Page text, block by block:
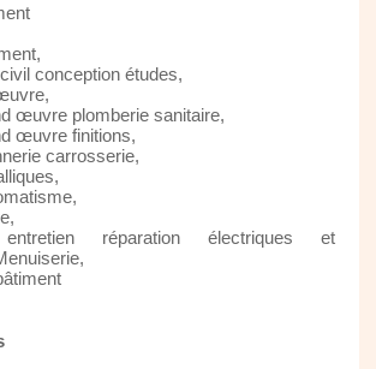
conception études,
œuvre plomberie sanitaire,
œuvre finitions,
carrosserie,
entretien réparation électriques et